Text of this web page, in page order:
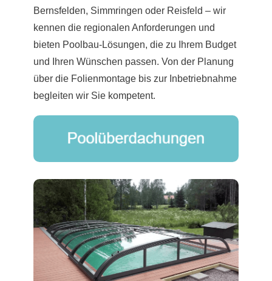
Bernsfelden, Simmringen oder Reisfeld – wir
kennen die regionalen Anforderungen und
bieten Poolbau-Lösungen, die zu Ihrem Budget
und Ihren Wünschen passen. Von der Planung
über die Folienmontage bis zur Inbetriebnahme
begleiten wir Sie kompetent.